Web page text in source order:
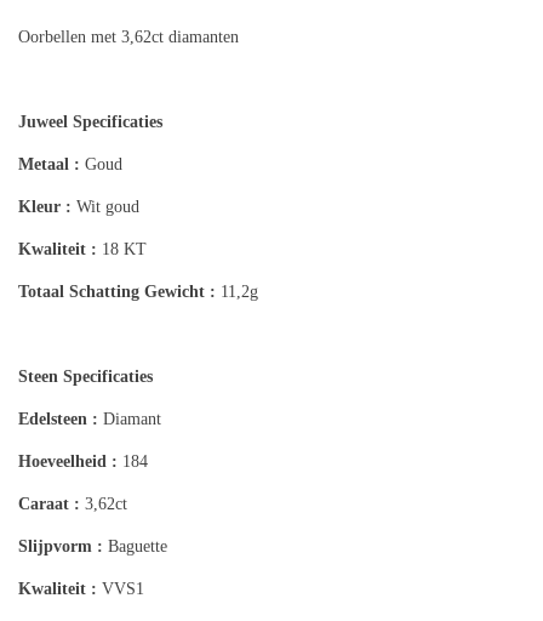
Oorbellen met 3,62ct diamanten
Juweel Specificaties
Metaal : Goud
Kleur : Wit goud
Kwaliteit : 18 KT
Totaal Schatting Gewicht : 11,2g
Steen Specificaties
Edelsteen : Diamant
Hoeveelheid : 184
Caraat : 3,62ct
Slijpvorm : Baguette
Kwaliteit : VVS1